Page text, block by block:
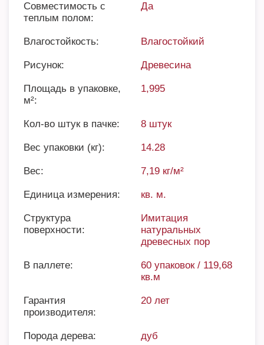
Совместимость с
теплым полом:
Да
Влагостойкость: Влагостойкий
Рисунок: Древесина
Площадь в упаковке,
м²:
1,995
Кол-во штук в пачке: 8 штук
Вес упаковки (кг): 14.28
Вес: 7,19 кг/м²
Единица измерения: кв. м.
Структура
поверхности:
Имитация
натуральных
древесных пор
В паллете:
60 упаковок / 119,68
кв.м
Гарантия
производителя:
20 лет
Порода дерева: дуб